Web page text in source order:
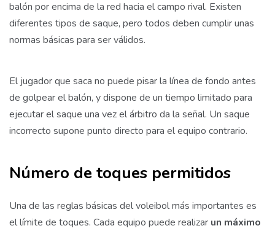
balón por encima de la red hacia el campo rival. Existen
diferentes tipos de saque, pero todos deben cumplir unas
normas básicas para ser válidos.
El jugador que saca no puede pisar la línea de fondo antes
de golpear el balón, y dispone de un tiempo limitado para
ejecutar el saque una vez el árbitro da la señal. Un saque
incorrecto supone punto directo para el equipo contrario.
Número de toques permitidos
Una de las reglas básicas del voleibol más importantes es
el límite de toques. Cada equipo puede realizar un máximo